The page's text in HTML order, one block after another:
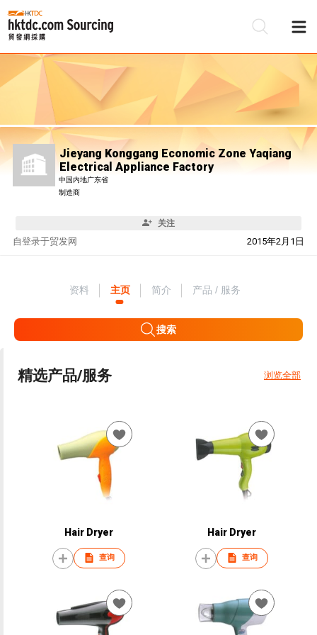
Jieyang Konggang Economic Zone Yaqiang
Electrical Appliance Factory
中国内地广东省
制造商
关注
自 2015年2月1日
登录于贸发网
资料 主页 简介 产品 / 服务
搜索
精选产品/服务 浏览全部
Hair Dryer
查询
Hair Dryer
查询